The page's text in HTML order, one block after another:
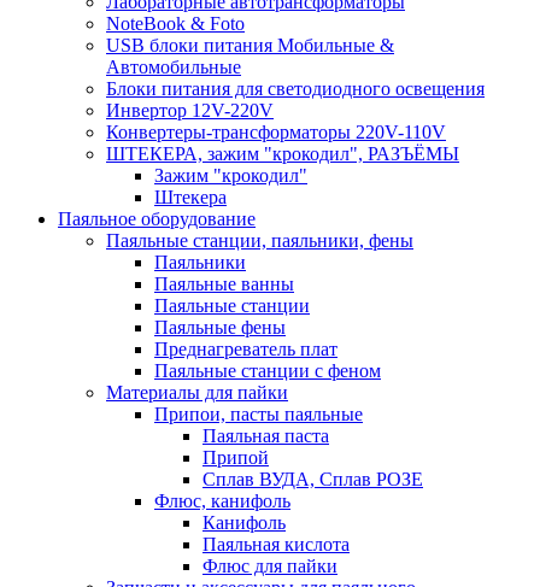
NoteBook & Foto
USB блоки питания Мобильные &
Автомобильные
Блоки питания для светодиодного освещения
Инвертор 12V-220V
Конвертеры-трансформаторы 220V-110V
ШТЕКЕРА, зажим "крокодил", РАЗЪЁМЫ
Зажим "крокодил"
Штекера
Паяльное оборудование
Паяльные станции, паяльники, фены
Паяльники
Паяльные ванны
Паяльные станции
Паяльные фены
Преднагреватель плат
Паяльные станции с феном
Материалы для пайки
Припои, пасты паяльные
Паяльная паста
Припой
Сплав ВУДА, Сплав РОЗЕ
Флюс, канифоль
Канифоль
Паяльная кислота
Флюс для пайки